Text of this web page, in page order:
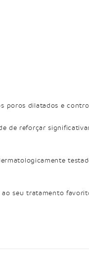
poros dilatados e
de reforçar
seu tratamento